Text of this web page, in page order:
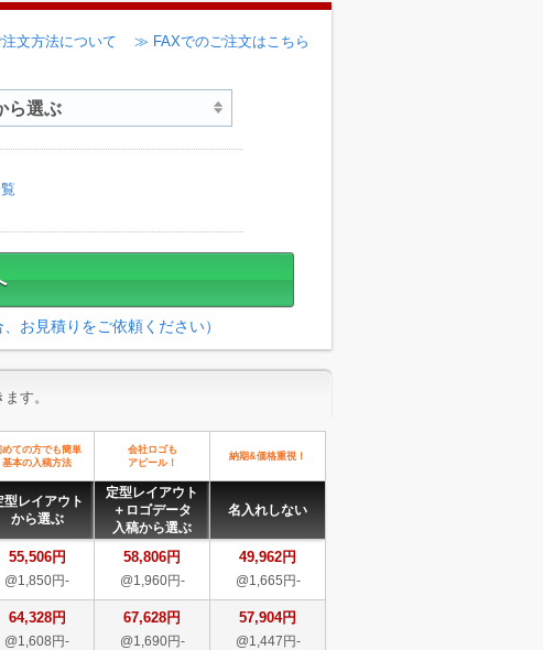
文方法について ≫ FAXでのご注文はこちら
お見積りをご依頼ください）
す。
めての方でも簡単
基本の入稿方法
会社ロゴも
アピール！
納期&価格重視！
型レイアウト
から選ぶ
定型レイアウト
＋ロゴデータ
入稿から選ぶ
名入れしない
55,506円
@1,850円-
58,806円
@1,960円-
49,962円
@1,665円-
64,328円
@1,608円-
67,628円
@1,690円-
57,904円
@1,447円-